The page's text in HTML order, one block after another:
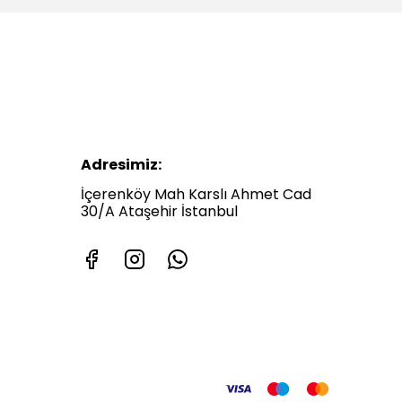
Adresimiz:
İçerenköy Mah Karslı Ahmet Cad
30/A Ataşehir İstanbul